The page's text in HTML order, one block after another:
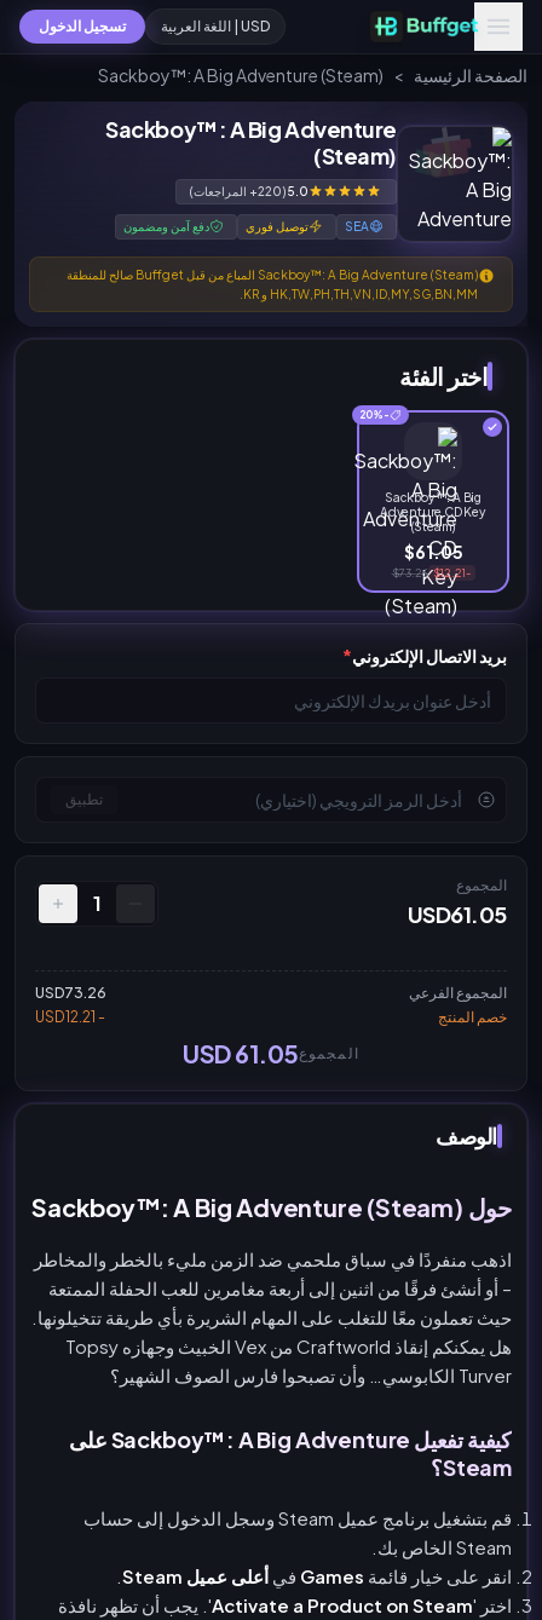
USD | اللغة العربية تسجيل الدخول
الصفحة الرئيسية >
Sackboy™: A Big Adventure (Steam)
Sackboy™: A Big Adventure
(Steam)
5.0(220+ المراجعات)
SEA توصيل فوري دفع آمن ومضمون
Sackboy™: A Big Adventure (Steam) المباع من قبل Buffget صالح للمنطقة
HK,TW,PH,TH,VN,ID,MY,SG,BN,MM و KR.
اختر الفئة
-20%
Sackboy™: A Big
Adventure CD Key
(Steam)
$61.05
-$12.21
$73.26
بريد الاتصال الإلكتروني*
تطبيق
المجموع
USD61.05
1
المجموع الفرعي
USD73.26
خصم المنتج
- USD12.21
المجموعUSD 61.05
الوصف
حول Sackboy™: A Big Adventure (Steam)
اذهب منفردًا في سباق ملحمي ضد الزمن مليء بالخطر والمخاطر
– أو أنشئ فرقًا من اثنين إلى أربعة مغامرين للعب الحفلة الممتعة
حيث تعملون معًا للتغلب على المهام الشريرة بأي طريقة تتخيلونها.
هل يمكنكم إنقاذ Craftworld من Vex الخبيث وجهازه Topsy
Turver الكابوسي… وأن تصبحوا فارس الصوف الشهير؟
كيفية تفعيل Sackboy™: A Big Adventure على
Steam؟
قم بتشغيل برنامج عميل Steam وسجل الدخول إلى حساب
Steam الخاص بك.
انقر على خيار قائمة Games في أعلى عميل Steam
اختر 'Activate a Product on Steam'. يجب أن تظهر نافذة